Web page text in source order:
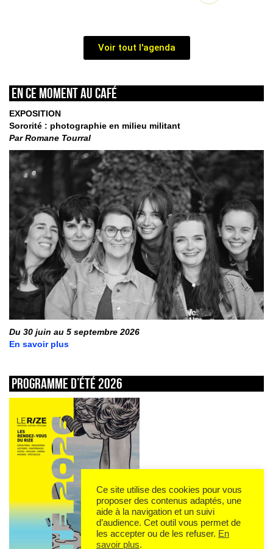
Voir tout l'agenda
En ce moment au café
EXPOSITION
Sororité : photographie en milieu militant
Par Romane Tourral
Du 30 juin au 5 septembre 2026
En savoir plus
Programme d’été 2026
Ce site utilise des cookies pour vous
proposer des contenus adaptés, une
aide à la navigation et un suivi
d’audience. Cet outil vous permet de
les accepter ou de les refuser. En
savoir plus.